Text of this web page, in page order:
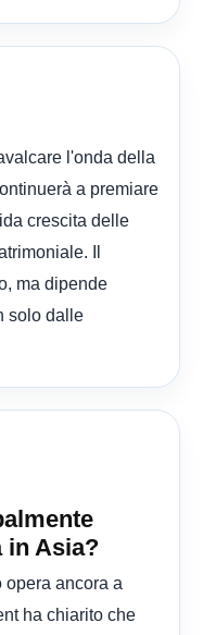
l'onda della
a premiare
crescita delle
Il
ma dipende
solo dalle
in Asia?
opera ancora a
ha chiarito che